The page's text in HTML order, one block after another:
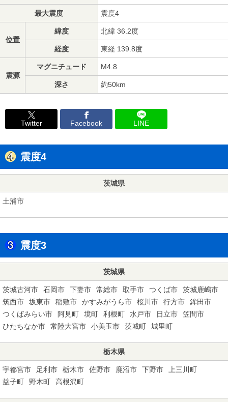
最大震度 震度4
位置
緯度 北緯 36.2度
経度 東経 139.8度
震源
マグニチュード M4.8
深さ 約50km
Twitter Facebook LINE
震度4
茨城県
土浦市
震度3
茨城県
茨城古河市 石岡市 下妻市 常総市 取手市 つくば市
茨城鹿嶋市
筑西市
坂東市 稲敷市 かすみがうら市 桜川市 行方市
鉾田市
つくばみらい市
阿見町 境町 利根町 水戸市 日立市
笠間市
ひたちなか市
常陸大宮市 小美玉市 茨城町 城里町
栃木県
宇都宮市 足利市 栃木市 佐野市 鹿沼市 下野市
上三川町
益子町
野木町 高根沢町